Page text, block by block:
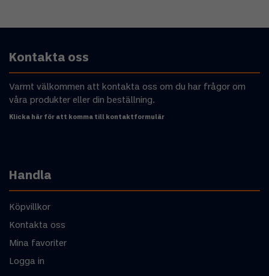
Kontakta oss
Varmt välkommen att kontakta oss om du har frågor om
våra produkter eller din beställning.
Klicka här för att komma till kontaktformulär
Handla
Köpvillkor
Kontakta oss
Mina favoriter
Logga in